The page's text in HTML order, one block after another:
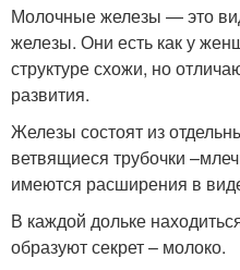
Молочные железы — это
железы. Они есть как у
структуре схожи, но
развития.
Железы состоят из
ветвящиеся трубочки
имеются расширения в
В каждой дольке
образуют секрет – молоко.